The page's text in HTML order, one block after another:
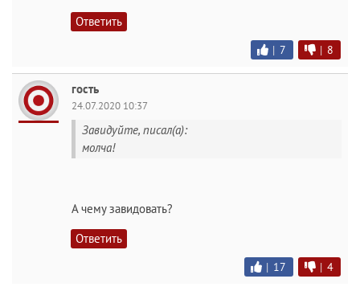
Ответить
| 7 | 8
гость
24.07.2020 10:37
Завидуйте, писал(а):
молча!
А чему завидовать?
Ответить
| 17 | 4